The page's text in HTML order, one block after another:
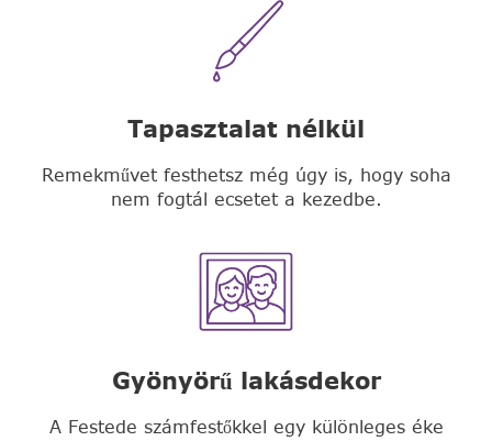
Tapasztalat nélkül
Remekművet festhetsz még úgy is, hogy soha
nem fogtál ecsetet a kezedbe.
Gyönyörű lakásdekor
A Festede számfestőkkel egy különleges éke